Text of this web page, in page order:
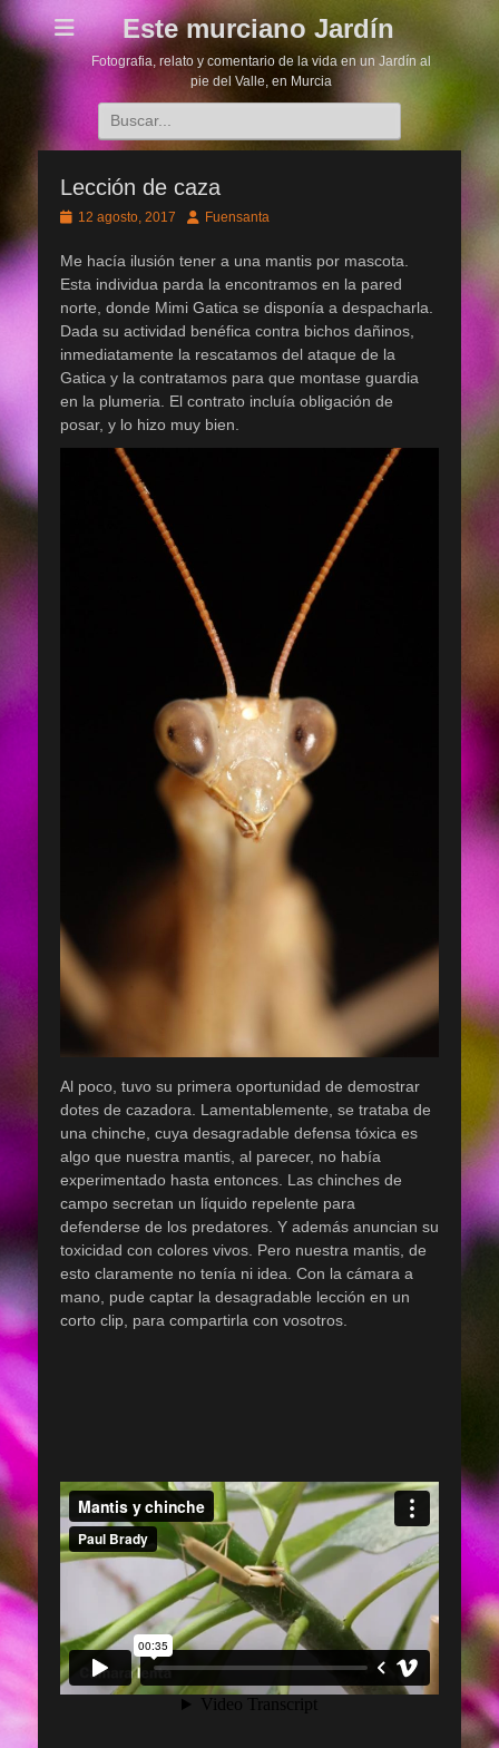
Este murciano Jardín
Fotografia, relato y comentario de la vida en un Jardín al
pie del Valle, en Murcia
Buscar:
Lección de caza
Publicado
12 agosto, 2017 AutorFuensanta
Me hacía ilusión tener a una mantis por mascota.
Esta individua parda la encontramos en la pared
norte, donde Mimi Gatica se disponía a despacharla.
Dada su actividad benéfica contra bichos dañinos,
inmediatamente la rescatamos del ataque de la
Gatica y la contratamos para que montase guardia
en la plumeria. El contrato incluía obligación de
posar, y lo hizo muy bien.
Al poco, tuvo su primera oportunidad de demostrar
dotes de cazadora. Lamentablemente, se trataba de
una chinche, cuya desagradable defensa tóxica es
algo que nuestra mantis, al parecer, no había
experimentado hasta entonces. Las chinches de
campo secretan un líquido repelente para
defenderse de los predatores. Y además anuncian su
toxicidad con colores vivos. Pero nuestra mantis, de
esto claramente no tenía ni idea. Con la cámara a
mano, pude captar la desagradable lección en un
corto clip, para compartirla con vosotros.